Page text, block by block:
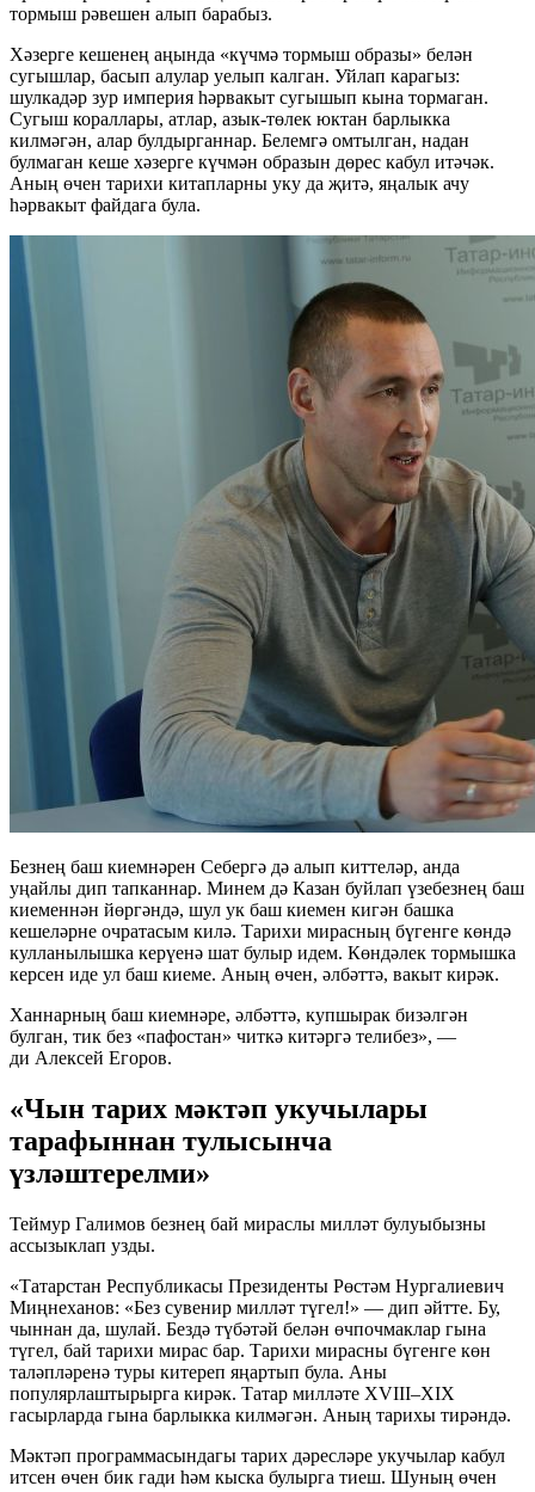
тормыш рәвешен алып барабыз.
Хәзерге кешенең аңында «күчмә тормыш образы» белән
сугышлар, басып алулар уелып калган. Уйлап карагыз:
шулкадәр зур империя һәрвакыт сугышып кына тормаган.
Сугыш кораллары, атлар, азык-төлек юктан барлыкка
килмәгән, алар булдырганнар. Белемгә омтылган, надан
булмаган кеше хәзерге күчмән образын дөрес кабул итәчәк.
Аның өчен тарихи китапларны уку да җитә, яңалык ачу
һәрвакыт файдага була.
Безнең баш киемнәрен Себергә дә алып киттеләр, анда
уңайлы дип тапканнар. Минем дә Казан буйлап үзебезнең баш
киеменнән йөргәндә, шул ук баш киемен кигән башка
кешеләрне очратасым килә. Тарихи мирасның бүгенге көндә
кулланылышка керүенә шат булыр идем. Көндәлек тормышка
керсен иде ул баш киеме. Аның өчен, әлбәттә, вакыт кирәк.
Ханнарның баш киемнәре, әлбәттә, купшырак бизәлгән
булган, тик без «пафостан» читкә китәргә телибез», —
ди Алексей Егоров.
«Чын тарих мәктәп укучылары
тарафыннан тулысынча
үзләштерелми»
Теймур Галимов безнең бай мираслы милләт булуыбызны
ассызыклап узды.
«Татарстан Республикасы Президенты Рөстәм Нургалиевич
Миңнеханов: «Без сувенир милләт түгел!» — дип әйтте. Бу,
чыннан да, шулай. Бездә түбәтәй белән өчпочмаклар гына
түгел, бай тарихи мирас бар. Тарихи мирасны бүгенге көн
таләпләренә туры китереп яңартып була. Аны
популярлаштырырга кирәк. Татар милләте XVIII–XIX
гасырларда гына барлыкка килмәгән. Аның тарихы тирәндә.
Мәктәп программасындагы тарих дәресләре укучылар кабул
итсен өчен бик гади һәм кыска булырга тиеш. Шуның өчен